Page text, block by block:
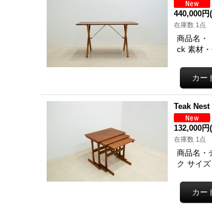
440,000円
在庫数 1点
商品名・
ck 素材
Teak Nest
132,000円
在庫数 1点
商品名・
ク サイ